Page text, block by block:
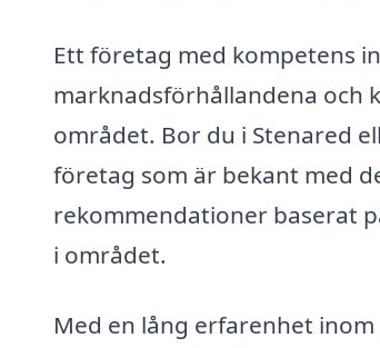
Ett företag med kompetens
marknadsförhållandena och
området. Bor du i Stenared
företag som är bekant med
rekommendationer baserat
i området.
Med en lång erfarenhet